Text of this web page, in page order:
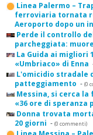
Linea Palermo –
ferroviaria tornata
Aeroporto dopo un
Perde il controllo
parcheggiata:
La Guida ai migliori
«Umbriaco» di Enna
L'omicidio stradale
patteggiamento - (0
Messina, si cerca
«36 ore di speranza
Donna trovata
20 giorni - (0 commenti)